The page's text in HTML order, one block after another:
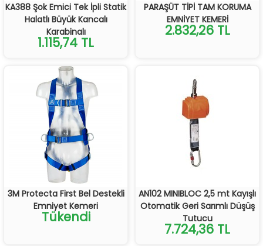
KA388 Şok Emici Tek İpli Statik
Halatlı Büyük Kancalı
Karabinalı
1.115,74 TL
PARAŞÜT TİPİ TAM KORUMA
EMNİYET KEMERİ
2.832,26 TL
3M Protecta First Bel Destekli
Emniyet Kemeri
Tükendi
AN102 MINIBLOC 2,5 mt Kayışlı
Otomatik Geri Sarımlı Düşüş
Tutucu
7.724,36 TL